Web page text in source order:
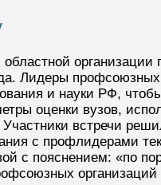
Лидеры профсоюзных
и науки РФ,
оценки вузов,
Участники встречи
с профлидерами
с пояснением: «по
организаций